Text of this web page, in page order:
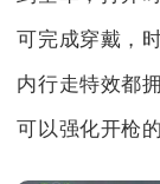
可完成穿戴，
内行走特效都
可以强化开枪